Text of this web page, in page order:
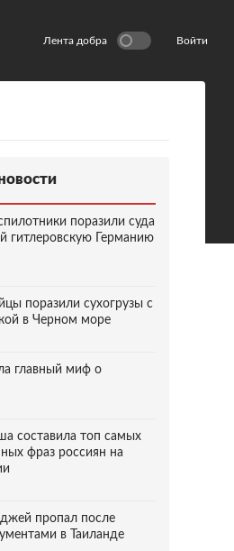
Лента добра Войти
поразили суда
гитлеровскую Германию
поразили сухогрузы с
в Черном море
главный миф о
составила топ самых
фраз россиян на
пропал после
в Таиланде